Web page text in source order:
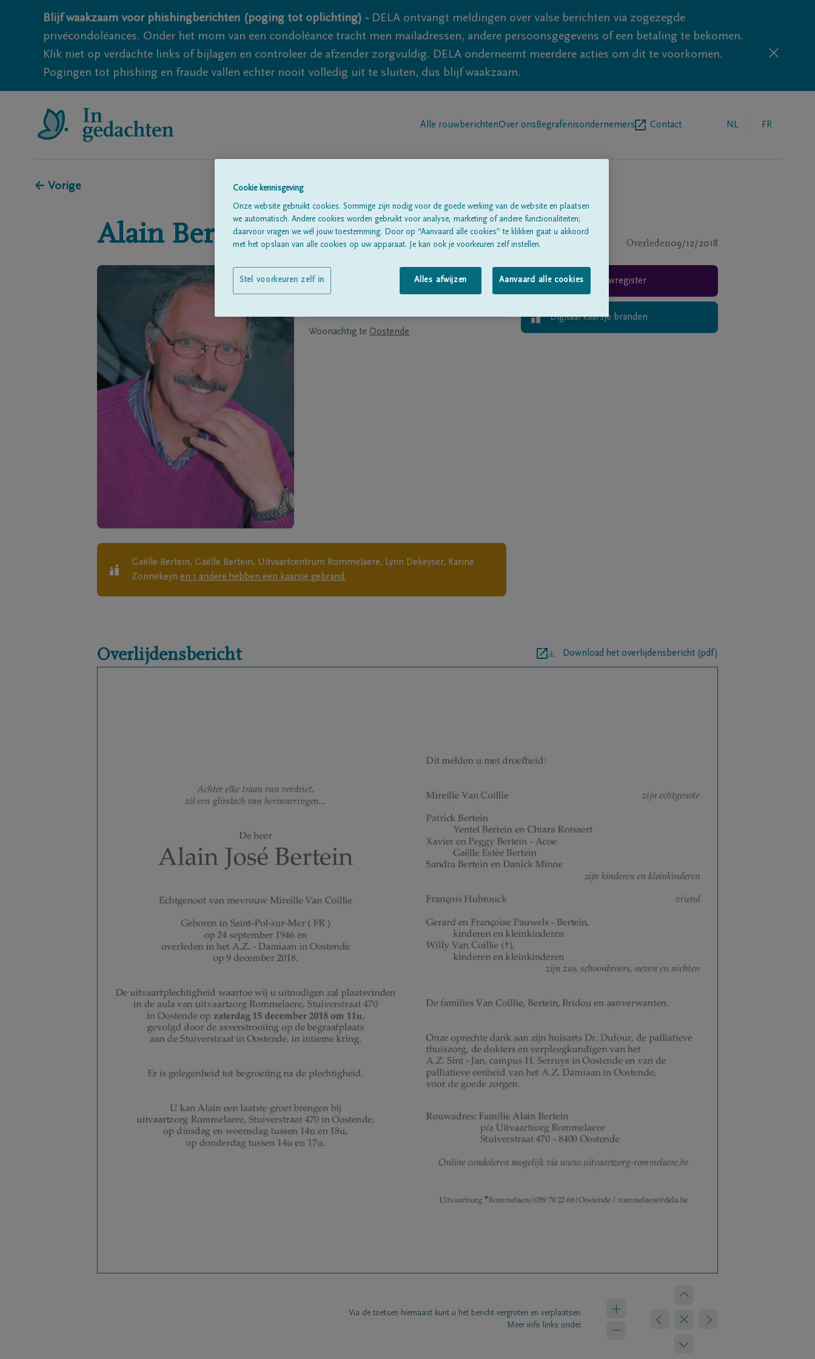
Blijf waakzaam voor phishingberichten (poging tot oplichting) - DELA ontvangt meldingen over valse berichten via zogezegde
privécondoléances. Onder het mom van een condoléance tracht men mailadressen, andere persoonsgegevens of een betaling te bekomen.
Klik niet op verdachte links of bijlagen en controleer de afzender zorgvuldig. DELA onderneemt meerdere acties om dit te voorkomen.
Pogingen tot phishing en fraude vallen echter nooit volledig uit te sluiten, dus blijf waakzaam.
Alle rouwberichtenOver ons Begrafenisondernemers Contact NL FR
← Vorige
Alain Bertein Overleden09/12/2018
Woonachtig te Oostende
Gaëlle Bertein, Gaëlle Bertein, Uitvaartcentrum Rommelaere, Lynn Dekeyser, Karine
Zonnekeyn en 1 andere hebben een kaarsje gebrand.
Rouwregister
Digitaal kaarsje branden
Overlijdensbericht Download het overlijdensbericht (pdf)
Via de toetsen hiernaast kunt u het bericht vergroten en verplaatsen.
Meer info links onder.
Cookie kennisgeving
Onze website gebruikt cookies. Sommige zijn nodig voor de goede werking van de website en plaatsen
we automatisch. Andere cookies worden gebruikt voor analyse, marketing of andere functionaliteiten;
daarvoor vragen we wél jouw toestemming. Door op “Aanvaard alle cookies” te klikken gaat u akkoord
met het opslaan van alle cookies op uw apparaat. Je kan ook je voorkeuren zelf instellen.
Alles afwijzen Aanvaard alle cookies
Stel voorkeuren zelf in